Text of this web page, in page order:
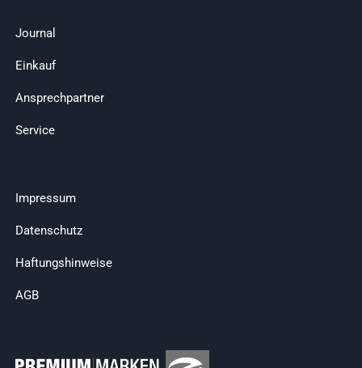
Journal
Einkauf
Ansprechpartner
Service
Impressum
Datenschutz
Haftungshinweise
AGB